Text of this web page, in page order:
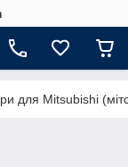
для Mitsubishi